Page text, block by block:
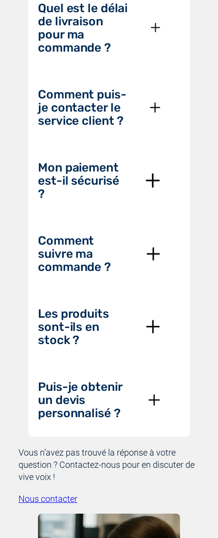
Quel est le délai
de livraison
pour ma
commande ?
Comment puis-
je contacter le
service client ?
Mon paiement
est-il sécurisé
?
Comment
suivre ma
commande ?
Les produits
sont-ils en
stock ?
Puis-je obtenir
un devis
personnalisé ?
Vous n’avez pas trouvé la réponse à votre
question ? Contactez-nous pour en discuter de
vive voix !
Nous contacter